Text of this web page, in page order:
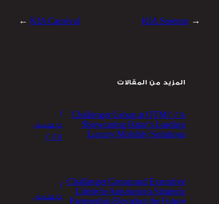
←
KIA Sorento
KIA Carnival
→
المزيد من المقالات
Challenger Group at QTM 2025:
Showcasing Qatar’s Leading
Luxury Mobility Solutions
1
ديسمبر،
2025
Challenger Group and Executive
Lifestyle Announce a Strategic
Partnership Elevating the Future
1
ديسمبر،